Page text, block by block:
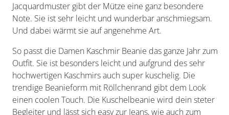
Jacquardmuster gibt der Mütze eine ganz besondere
Note. Sie ist sehr leicht und wunderbar anschmiegsam.
Und dabei wärmt sie auf angenehme Art.
So passt die Damen Kaschmir Beanie das ganze Jahr zum
Outfit. Sie ist besonders leicht und aufgrund des sehr
hochwertigen Kaschmirs auch super kuschelig. Die
trendige Beanieform mit Röllchenrand gibt dem Look
einen coolen Touch. Die Kuschelbeanie wird dein steter
Begleiter und lässt sich easy zur Jeans, wie auch zum